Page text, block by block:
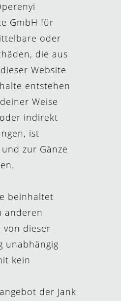
GmbH für
oder
die aus
Website
entstehen
Weise
indirekt
ist
zur Gänze
beinhaltet
anderen
von dieser
unabhängig
kein
der Jank